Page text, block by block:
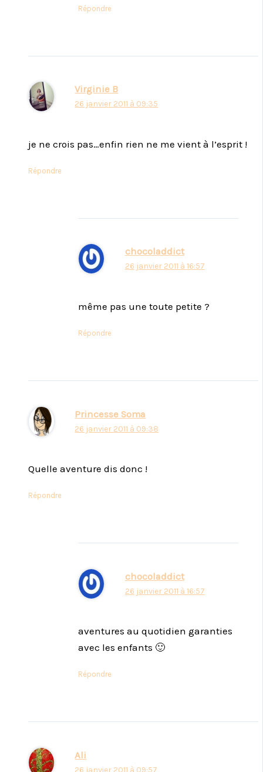
Répondre
Virginie B
26 janvier 2011 à 09:35
je ne crois pas…enfin rien ne me vient à l’esprit !
Répondre
chocoladdict
26 janvier 2011 à 16:57
même pas une toute petite ?
Répondre
Princesse Soma
26 janvier 2011 à 09:38
Quelle aventure dis donc !
Répondre
chocoladdict
26 janvier 2011 à 16:57
aventures au quotidien garanties
avec les enfants 🙂
Répondre
Ali
26 janvier 2011 à 09:57